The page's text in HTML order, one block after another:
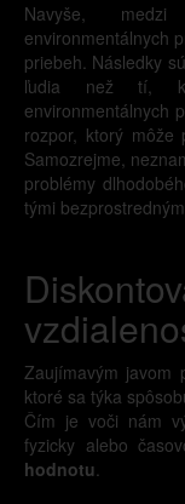
Navyše, medzi
environmentálnych
priebeh. Následky
ľudia než tí,
environmentálnych
rozpor, ktorý môže
Samozrejme,
problémy
tými
Zaujímavým javom
ktoré sa týka
Čím je voči nám
fyzicky alebo
hodnotu.